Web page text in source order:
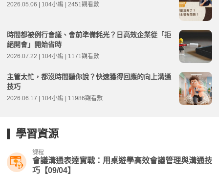
2026.05.06 | 104小編 | 2451觀看數
時間都被例行會議、會前準備耗光？日高效企業從「拒
絕開會」開始省時
2026.07.22 | 104小編 | 1171觀看數
主管太忙，都沒時間聽你說？快速獲得回應的向上溝通
技巧
2026.06.17 | 104小編 | 11986觀看數
學習資源
課程
會議溝通表達實戰：用桌遊學高效會議管理與溝通技
巧【09/04】